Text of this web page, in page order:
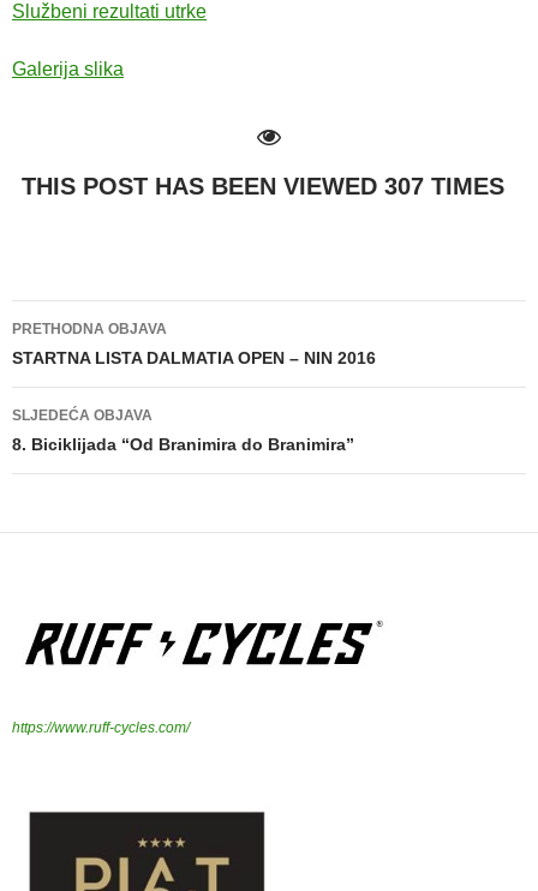
Službeni rezultati utrke
Galerija slika
THIS POST HAS BEEN VIEWED 307 TIMES
Navigacija
objava
PRETHODNA OBJAVA
STARTNA LISTA DALMATIA OPEN – NIN 2016
SLJEDEĆA OBJAVA
8. Biciklijada “Od Branimira do Branimira”
https://www.ruff-cycles.com/